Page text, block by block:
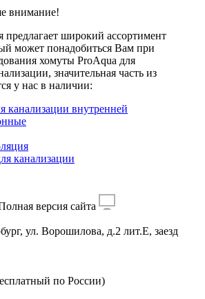
внимание!
широкий ассортимент
может понадобиться Вам при
хомуты ProAqua для
, значительная часть из
у нас в наличии:
канализации внутренней
канализации
версия сайта
ул. Ворошилова, д.2 лит.Е, заезд
по России)